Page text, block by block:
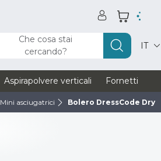
Che cosa stai
cercando?
IT
Aspirapolvere verticali Fornetti
Mini asciugatrici Bolero DressCode Dry